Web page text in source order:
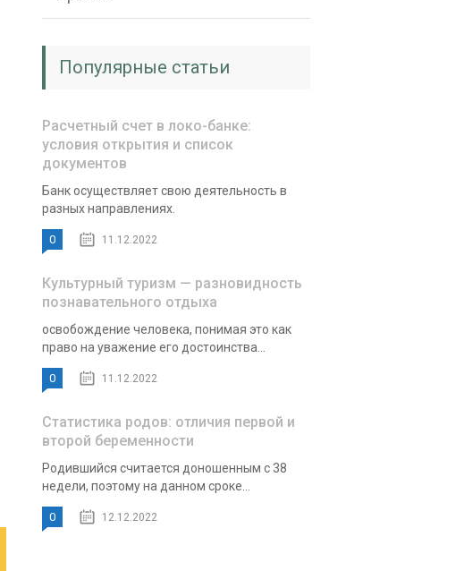
Популярные статьи
Расчетный счет в локо-банке:
условия открытия и список
документов
Банк осуществляет свою деятельность в
разных направлениях.
0 11.12.2022
Культурный туризм — разновидность
познавательного отдыха
освобождение человека, понимая это как
право на уважение его достоинства...
0 11.12.2022
Статистика родов: отличия первой и
второй беременности
Родившийся считается доношенным с 38
недели, поэтому на данном сроке...
0 12.12.2022